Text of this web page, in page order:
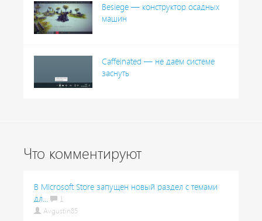
Besiege — конструктор осадных
машин
Caffeinated — не даём системе
заснуть
Что комментируют
В Microsoft Store запущен новый раздел с темами
дл...
1
Avgustin85